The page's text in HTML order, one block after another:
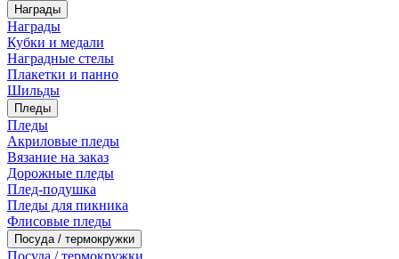
Награды
Награды
Кубки и медали
Наградные стелы
Плакетки и панно
Шильды
Пледы
Пледы
Акриловые пледы
Вязание на заказ
Дорожные пледы
Плед-подушка
Пледы для пикника
Флисовые пледы
Посуда / термокружки
Посуда / термокружки